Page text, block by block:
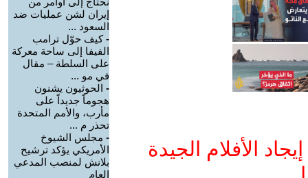
الأفلام الجيدة
إيران لشن عمليات ضد
السعود ...
-كيف حوّل ترامب
الفيفا إلى ساحة معركة
على السلطة – مقال
في مو ...
- الحوثيون يشنون
هجوماً جديداً على
مأرب، والأمم المتحدة
تحذر م ...
- مجلس الشيوخ
الأمريكي يؤكد ترشيح
بلانش لمنصب المدعي
العام